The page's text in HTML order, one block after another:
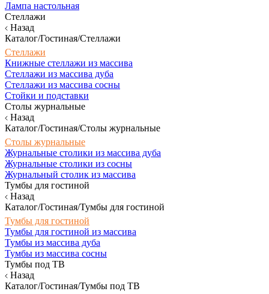
Лампа настольная
Стеллажи
Назад
Каталог/Гостиная/Стеллажи
Стеллажи
Книжные стеллажи из массива
Стеллажи из массива дуба
Стеллажи из массива сосны
Стойки и подставки
Столы журнальные
Назад
Каталог/Гостиная/Столы журнальные
Столы журнальные
Журнальные столики из массива дуба
Журнальные столики из сосны
Журнальный столик из массива
Тумбы для гостиной
Назад
Каталог/Гостиная/Тумбы для гостиной
Тумбы для гостиной
Тумбы для гостиной из массива
Тумбы из массива дуба
Тумбы из массива сосны
Тумбы под ТВ
Назад
Каталог/Гостиная/Тумбы под ТВ